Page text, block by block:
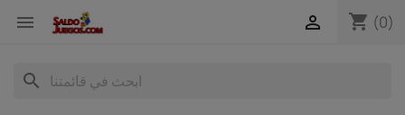
 shopping_cart (0)

search